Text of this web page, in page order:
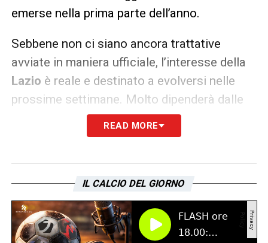
emerse nella prima parte dell’anno.
Sebbene non ci siano ancora trattative
avviate in maniera ufficiale, l’interesse della
Lazio è reale e destinato a evolversi nelle
prossime settimane. Molto dipenderà dalle
richieste del Siviglia e dalla volontà del
giocatore, ma il club biancoceleste sembra
potrebbe quindi segnare l’inizio di una nuova
fase della stagione laziale, con Kike Salas al
centro dei piani di rafforzamento.
READ MORE
IL CALCIO DEL GIORNO